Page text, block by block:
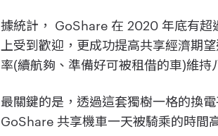
據統計， GoShare 在 2020 年底有超
上受到歡迎，更成功提高共享經濟期
率(續航夠、準備好可被租借的車)維
最關鍵的是，透過這套獨樹一格的換
GoShare 共享機車一天被騎乘的時間